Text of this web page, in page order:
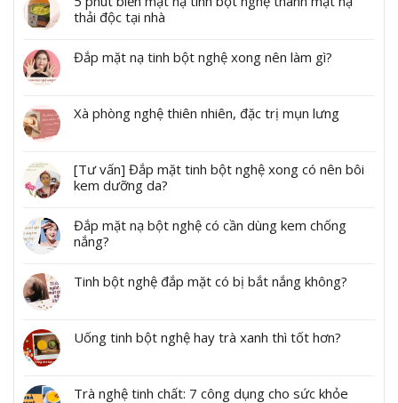
thải độc tại nhà
Đắp mặt nạ tinh bột nghệ xong nên làm gì?
Xà phòng nghệ thiên nhiên, đặc trị mụn lưng
[Tư vấn] Đắp mặt tinh bột nghệ xong có nên bôi
kem dưỡng da?
Đắp mặt nạ bột nghệ có cần dùng kem chống
nắng?
Tinh bột nghệ đắp mặt có bị bắt nắng không?
Uống tinh bột nghệ hay trà xanh thì tốt hơn?
Trà nghệ tinh chất: 7 công dụng cho sức khỏe